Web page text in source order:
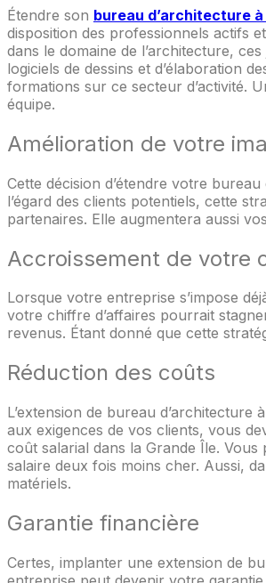
Étendre son bureau d’architecture
disposition des professionnels actifs
dans le domaine de l’architecture,
logiciels de dessins et d’élaboration
formations sur ce secteur d’activité.
équipe.
Amélioration de votre
Cette décision d’étendre votre
l’égard des clients potentiels, cette
partenaires. Elle augmentera aussi
Accroissement de votre
Lorsque votre entreprise s’impose
votre chiffre d’affaires pourrait
revenus. Étant donné que cette
Réduction des coûts
L’extension de bureau
aux exigences de vos clients, vous
coût salarial dans la Grande Île.
salaire deux fois moins cher. Aussi,
matériels.
Garantie financière
Certes, implanter une extension de